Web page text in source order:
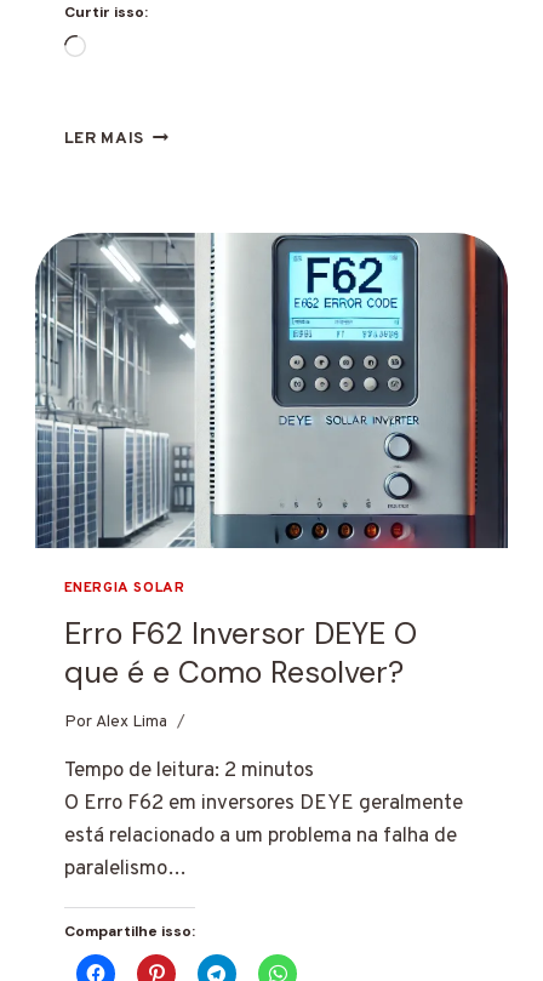
Curtir isso:
Carregando...
LER MAIS ERRO
O
QUE
É
E
COMO
RESOLVER?
ENERGIA SOLAR
Erro F62 Inversor DEYE O
que é e Como Resolver?
PorAlex Lima
7 de janeiro de 2025
Tempo de leitura: 2 minutos
O Erro F62 em inversores DEYE geralmente
está relacionado a um problema na falha de
paralelismo…
Compartilhe isso: